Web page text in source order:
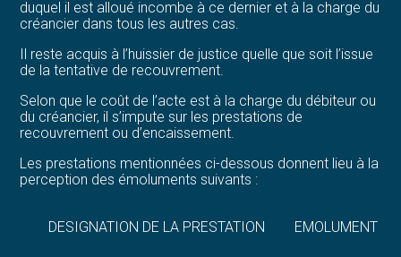
duquel il est alloué incombe à ce dernier et à la charge du
créancier dans tous les autres cas.
Il reste acquis à l’huissier de justice quelle que soit l’issue
de la tentative de recouvrement.
Selon que le coût de l’acte est à la charge du débiteur ou
du créancier, il s’impute sur les prestations de
recouvrement ou d’encaissement.
Les prestations mentionnées ci-dessous donnent lieu à la
perception des émoluments suivants :
DESIGNATION DE LA PRESTATION EMOLUMENT